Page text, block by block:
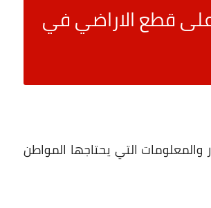
على قطع الاراضي في
التي يحتاجها المواطن